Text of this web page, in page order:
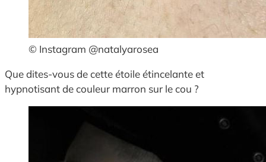
© Instagram @natalyarosea
Que dites-vous de cette étoile étincelante et
hypnotisant de couleur marron sur le cou ?